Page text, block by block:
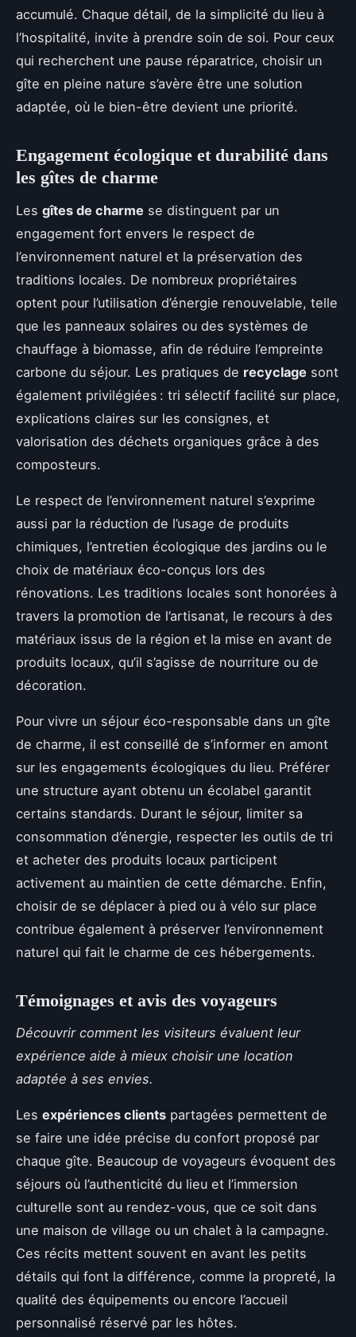
accumulé. Chaque détail, de la simplicité du lieu à
l’hospitalité, invite à prendre soin de soi. Pour ceux
qui recherchent une pause réparatrice, choisir un
gîte en pleine nature s’avère être une solution
adaptée, où le bien-être devient une priorité.
Engagement écologique et durabilité dans
les gîtes de charme
Les gîtes de charme se distinguent par un
engagement fort envers le respect de
l’environnement naturel et la préservation des
traditions locales. De nombreux propriétaires
optent pour l’utilisation d’énergie renouvelable, telle
que les panneaux solaires ou des systèmes de
chauffage à biomasse, afin de réduire l’empreinte
carbone du séjour. Les pratiques de recyclage sont
également privilégiées : tri sélectif facilité sur place,
explications claires sur les consignes, et
valorisation des déchets organiques grâce à des
composteurs.
Le respect de l’environnement naturel s’exprime
aussi par la réduction de l’usage de produits
chimiques, l’entretien écologique des jardins ou le
choix de matériaux éco-conçus lors des
rénovations. Les traditions locales sont honorées à
travers la promotion de l’artisanat, le recours à des
matériaux issus de la région et la mise en avant de
produits locaux, qu’il s’agisse de nourriture ou de
décoration.
Pour vivre un séjour éco-responsable dans un gîte
de charme, il est conseillé de s’informer en amont
sur les engagements écologiques du lieu. Préférer
une structure ayant obtenu un écolabel garantit
certains standards. Durant le séjour, limiter sa
consommation d’énergie, respecter les outils de tri
et acheter des produits locaux participent
activement au maintien de cette démarche. Enfin,
choisir de se déplacer à pied ou à vélo sur place
contribue également à préserver l’environnement
naturel qui fait le charme de ces hébergements.
Témoignages et avis des voyageurs
Découvrir comment les visiteurs évaluent leur
expérience aide à mieux choisir une location
adaptée à ses envies.
Les expériences clients partagées permettent de
se faire une idée précise du confort proposé par
chaque gîte. Beaucoup de voyageurs évoquent des
séjours où l’authenticité du lieu et l’immersion
culturelle sont au rendez-vous, que ce soit dans
une maison de village ou un chalet à la campagne.
Ces récits mettent souvent en avant les petits
détails qui font la différence, comme la propreté, la
qualité des équipements ou encore l’accueil
personnalisé réservé par les hôtes.